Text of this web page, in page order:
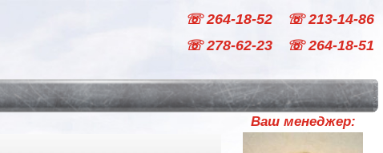
☏ 264-18-52
☏ 213-14-86
☏ 278-62-23
☏ 264-18-51
Ваш менеджер: